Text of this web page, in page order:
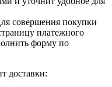
совершения покупки
платежного
форму по
доставки: